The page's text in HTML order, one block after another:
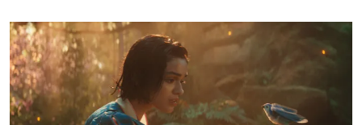
レ
ビ
ュ
ー：
ジ
ェ
イ